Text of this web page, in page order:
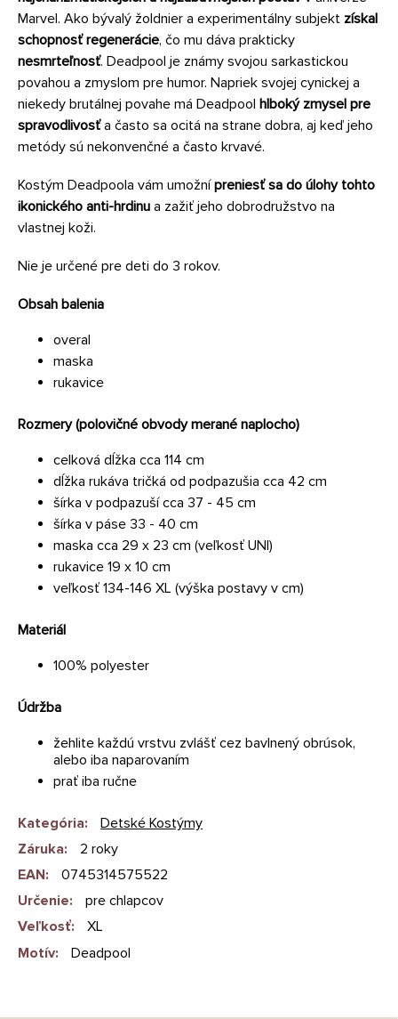
Marvel. Ako bývalý žoldnier a experimentálny subjekt získal
schopnosť regenerácie, čo mu dáva prakticky
nesmrteľnosť. Deadpool je známy svojou sarkastickou
povahou a zmyslom pre humor. Napriek svojej cynickej a
niekedy brutálnej povahe má Deadpool hlboký zmysel pre
spravodlivosťa často sa ocitá na strane dobra, aj keď jeho
metódy sú nekonvenčné a často krvavé.
Kostým Deadpoola vám umožnípreniesť sa do úlohy tohto
ikonického anti-hrdinu a zažiť jeho dobrodružstvo na
vlastnej koži.
Nie je určené pre deti do 3 rokov.
Obsah balenia
overal
maska
rukavice
Rozmery (polovičné obvody merané naplocho)
celková dĺžka cca 114 cm
dĺžka rukáva tričká od podpazušia cca 42 cm
šírka v podpazuší cca 37 - 45 cm
šírka v páse 33 - 40 cm
maska ​​cca 29 x 23 cm (veľkosť UNI)
rukavice 19 x 10 cm
veľkosť 134-146 XL (výška postavy v cm)
Materiál
100% polyester
Údržba
žehlite každú vrstvu zvlášť cez bavlnený obrúsok,
alebo iba naparovaním
prať iba ručne
Kategória:
Detské Kostýmy
Záruka:
2 roky
EAN:
0745314575522
Určenie:
pre chlapcov
Veľkosť:
XL
Motív: Deadpool